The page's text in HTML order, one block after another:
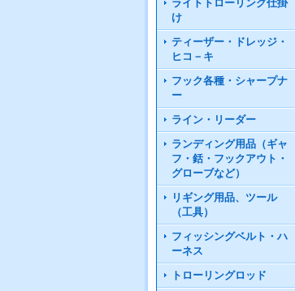
ライトトローリング仕掛
け
ティーザー・ドレッジ・
ヒコ－キ
フック各種・シャープナ
ー
ライン・リーダー
ランディング用品（ギャ
フ・銛・フックアウト・
グローブなど）
リギング用品、ツール
（工具）
フィッシングベルト・ハ
ーネス
トローリングロッド